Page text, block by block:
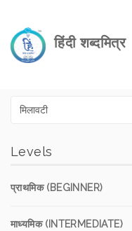
हिंदी शब्दमित्र
Levels
प्राथमिक (BEGINNER)
माध्यमिक (INTERMEDIATE)